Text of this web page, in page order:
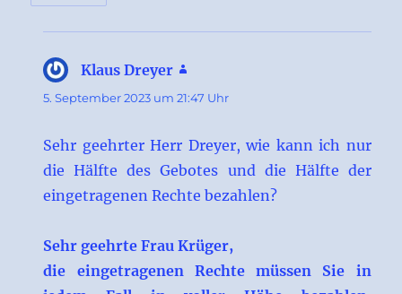
Klaus Dreyer
5. September 2023 um 21:47 Uhr
Sehr geehrter Herr Dreyer, wie kann ich nur
die Hälfte des Gebotes und die Hälfte der
eingetragenen Rechte bezahlen?
Sehr geehrte Frau Krüger,
die eingetragenen Rechte müssen Sie in